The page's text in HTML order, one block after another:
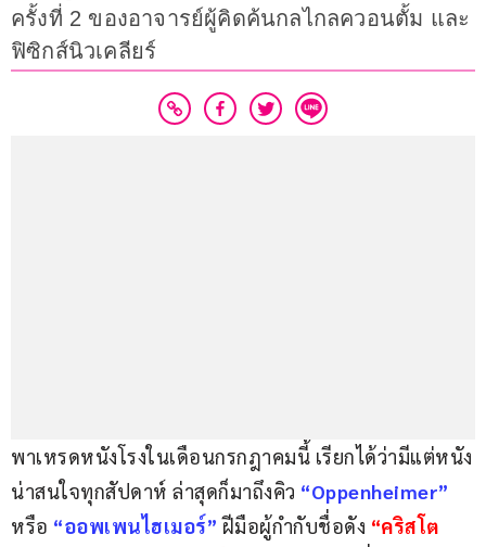
ครั้งที่ 2 ของอาจารย์ผู้คิดค้นกลไกลควอนตั้ม และ
ฟิซิกส์นิวเคลียร์
พาเหรดหนังโรงในเดือนกรกฎาคมนี้ เรียกได้ว่ามีแต่หนัง
น่าสนใจทุกสัปดาห์ ล่าสุดก็มาถึงคิว “Oppenheimer”
หรือ “ออพเพนไฮเมอร์” ฝีมือผู้กำกับชื่อดัง “คริสโต